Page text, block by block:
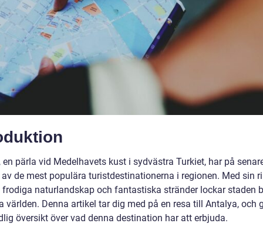
en pärla vid Medelhavets kust i sydvästra Turkiet, har på
de mest populära turistdestinationerna i regionen. Med sin
frodiga naturlandskap och fantastiska stränder lockar staden
världen. Denna artikel tar dig med på en resa till Antalya, och
översikt över vad denna destination har att erbjuda.